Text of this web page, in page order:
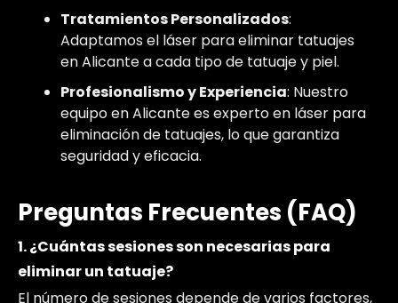
Tratamientos Personalizados:
Adaptamos el láser para eliminar tatuajes
en Alicante a cada tipo de tatuaje y piel.
Profesionalismo y Experiencia: Nuestro
equipo en Alicante es experto en láser para
eliminación de tatuajes, lo que garantiza
seguridad y eficacia.
Preguntas Frecuentes (FAQ)
1. ¿Cuántas sesiones son necesarias para
eliminar un tatuaje?
El número de sesiones depende de varios factores,